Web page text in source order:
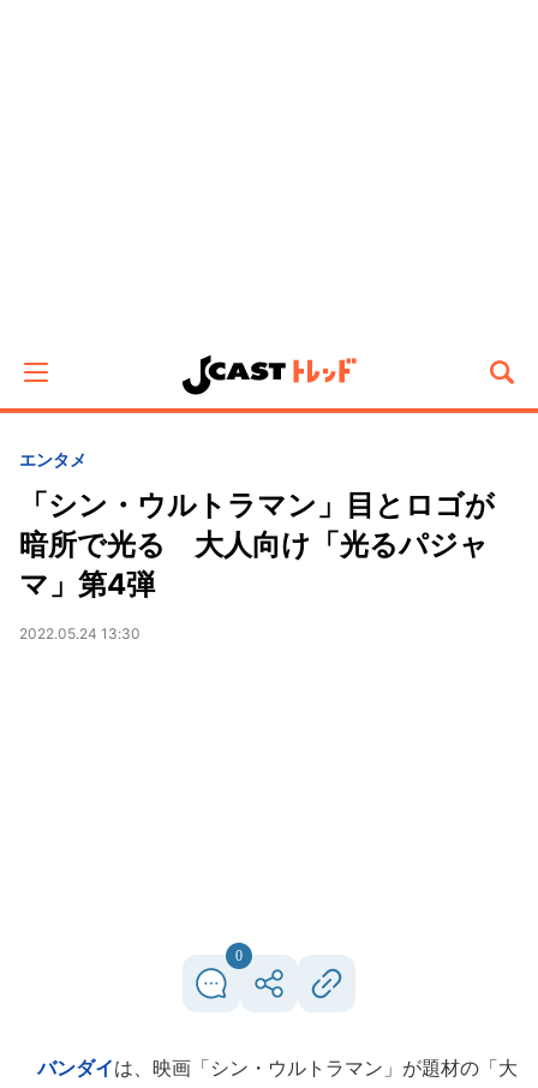
エンタメ
「シン・ウルトラマン」目とロゴが
暗所で光る 大人向け「光るパジャ
マ」第4弾
2022.05.24 13:30
0
バンダイは、映画「シン・ウルトラマン」が題材の「大